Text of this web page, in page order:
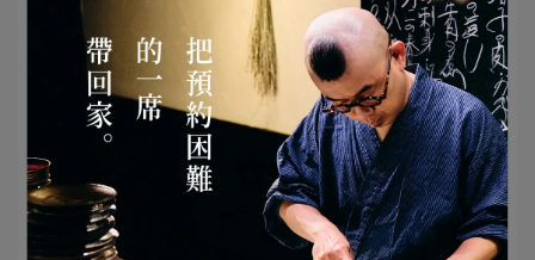
• 點我前往_舒肥嫩雞胸(青花椒)